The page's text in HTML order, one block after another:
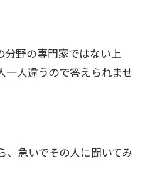
分野の専門家ではない上
一人違うので答えられませ
、急いでその人に聞いてみ